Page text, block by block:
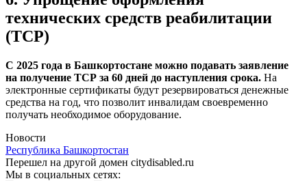
технических средств реабилитации
(ТСР)
С 2025 года в Башкортостане можно подавать заявление
на получение ТСР за 60 дней до наступления срока. На
электронные сертификаты будут резервироваться денежные
средства на год, что позволит инвалидам своевременно
получать необходимое оборудование.
Новости
Республика Башкортостан
Перешел на другой домен citydisabled.ru
Мы в социальных сетях: